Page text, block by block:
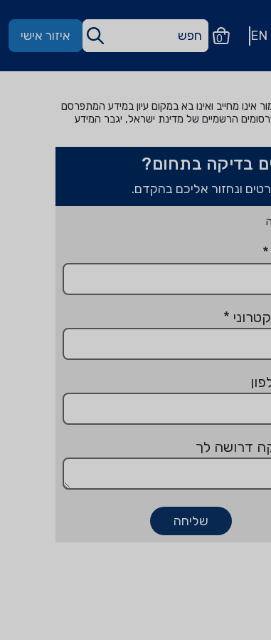
EN
0 איזור אישי
מחייב ואינו בא במקום עיון במידע המתפרסם
הרשמיים של מדינת ישראל, יגבר המידע
בדיקה בתחום?
ונחזור אליכם בהקדם.
*
*
דרושה לך
שליחה